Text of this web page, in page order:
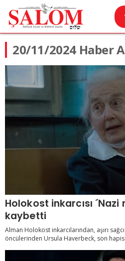
20/11/2024 Haber
Holokost inkarcısı ´Nazi
kaybetti
Alman Holokost inkarcılarından, aşırı
öncülerinden Ursula Haverbeck, son hapis